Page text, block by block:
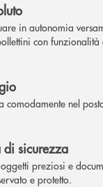
in autonomia
con funzionalità
comodamente nel
di sicurezza
preziosi e
e protetto.